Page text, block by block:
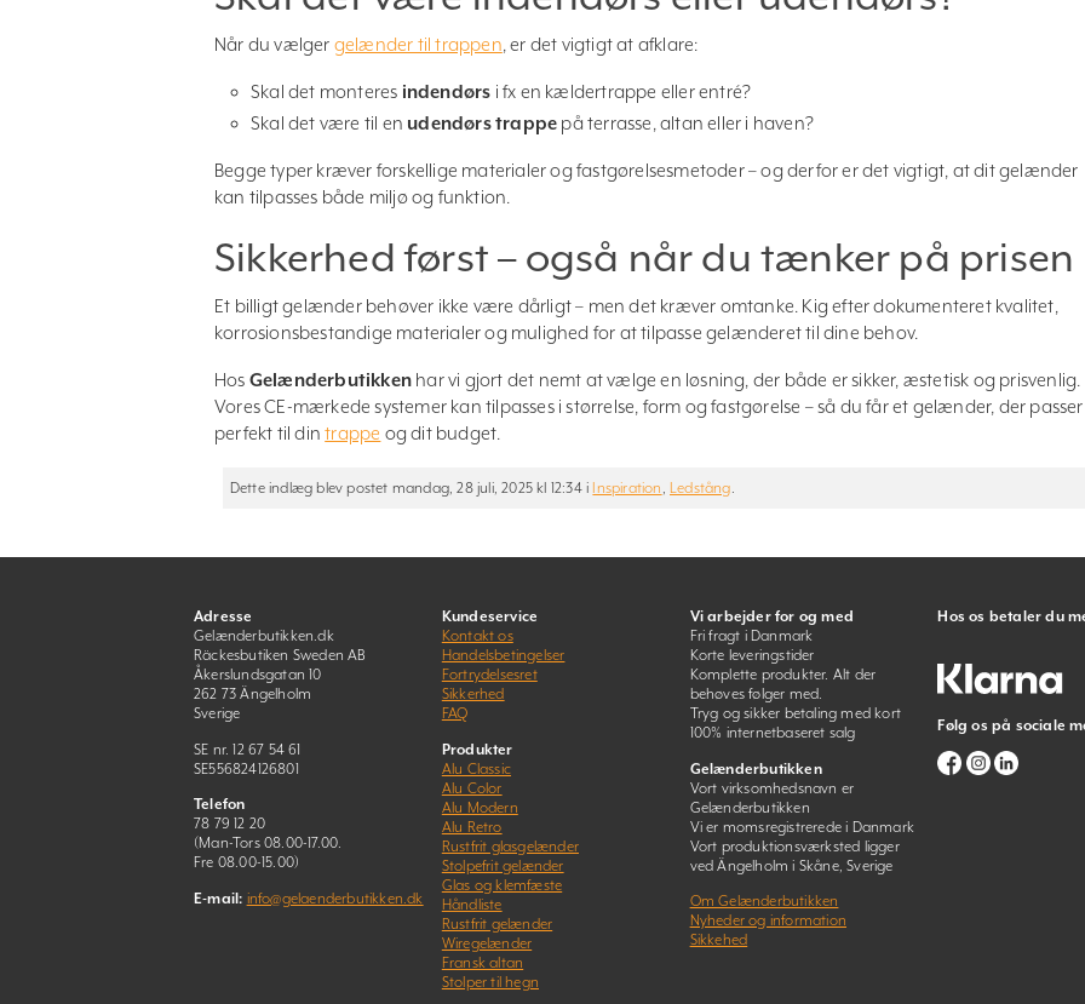
Når du vælger gelænder til trappen , er det vigtigt at afklare:
Skal det monteres indendørs i fx en kældertrappe eller entré?
Skal det være til en udendørs trappe på terrasse, altan eller i haven?
Begge typer kræver forskellige materialer og fastgørelsesmetoder – og derfor er det vigtigt, at dit gelænder
kan tilpasses både miljø og funktion.
Sikkerhed først – også når du tænker på prisen
Et billigt gelænder behøver ikke være dårligt – men det kræver omtanke. Kig efter dokumenteret kvalitet,
korrosionsbestandige materialer og mulighed for at tilpasse gelænderet til dine behov.
Hos Gelænderbutikken har vi gjort det nemt at vælge en løsning, der både er sikker, æstetisk og prisvenlig.
Vores CE-mærkede systemer kan tilpasses i størrelse, form og fastgørelse – så du får et gelænder, der passer
perfekt til dintrappe og dit budget.
Dette indlæg blev postet mandag, 28 juli, 2025 kl 12:34 iInspiration ,Ledstång
Adresse
Gelænderbutikken.dk
Räckesbutiken Sweden AB
Åkerslundsgatan 10
262 73 Ängelholm
Sverige
SE nr. 12 67 54 61
SE556824126801
Telefon
78 79 12 20
(Man-Tors 08.00-17.00.
Fre 08.00-15.00)
E-mail: info@gelaenderbutikken.dk
Kundeservice
Kontakt os
Handelsbetingelser
Fortrydelsesret
Sikkerhed
FAQ
Produkter
Alu Classic
Alu Color
Alu Modern
Alu Retro
Rustfrit glasgelænder
Stolpefrit gelænder
Glas og klemfæste
Håndliste
Rustfrit gelænder
Wiregelænder
Fransk altan
Stolper til hegn
Vi arbejder for og med
Fri fragt i Danmark
Korte leveringstider
Komplette produkter. Alt der
behøves følger med.
Tryg og sikker betaling med kort
100% internetbaseret salg
Gelænderbutikken
Vort virksomhedsnavn er
Gelænderbutikken
Vi er momsregistrerede i Danmark
Vort produktionsværksted ligger
ved Ängelholm i Skåne, Sverige
Om Gelænderbutikken
Nyheder og information
Sikkehed
Hos os betaler du
Følg os på sociale